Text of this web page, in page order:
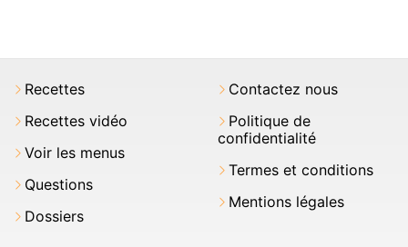
Recettes
Recettes vidéo
Voir les menus
Questions
Dossiers
Contactez nous
Politique de
confidentialité
Termes et conditions
Mentions légales